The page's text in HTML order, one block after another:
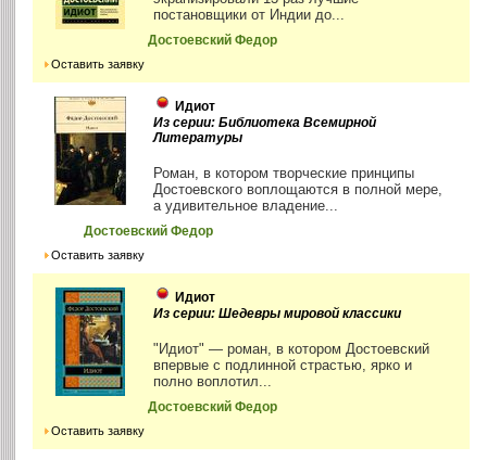
постановщики от Индии до...
Достоевский Федор
Оставить заявку
Идиот
Из серии: Библиотека Всемирной
Литературы
Роман, в котором творческие принципы
Достоевского воплощаются в полной мере,
а удивительное владение...
Достоевский Федор
Оставить заявку
Идиот
Из серии: Шедевры мировой классики
"Идиот" — роман, в котором Достоевский
впервые с подлинной страстью, ярко и
полно воплотил...
Достоевский Федор
Оставить заявку